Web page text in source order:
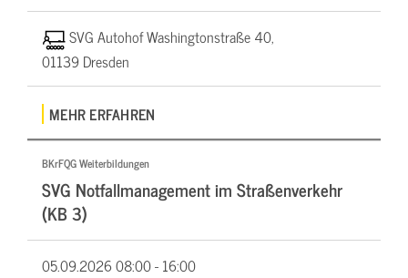
SVG Autohof Washingtonstraße 40,
01139 Dresden
MEHR ERFAHREN
BKrFQG Weiterbildungen
SVG Notfallmanagement im Straßenverkehr
(KB 3)
05.09.202608:00 - 16:00